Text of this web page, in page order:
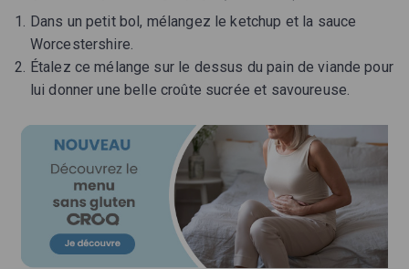
Dans un petit bol, mélangez le ketchup et la sauce
Worcestershire.
Étalez ce mélange sur le dessus du pain de viande pour
lui donner une belle croûte sucrée et savoureuse.